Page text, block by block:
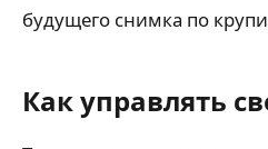
будущего снимка по
Как управлять